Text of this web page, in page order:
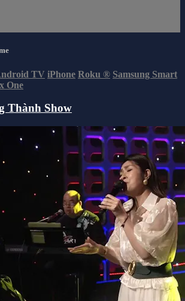
TV iPhone Roku ® Samsung Smart
One
Thành Show